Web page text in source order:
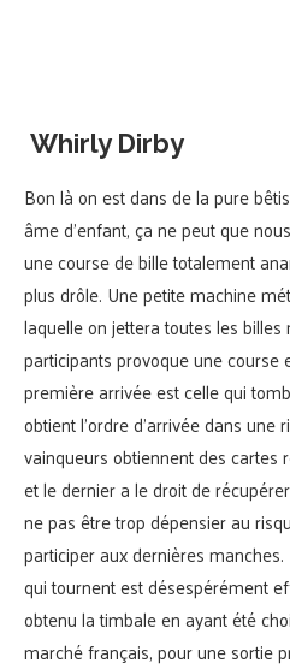
Whirly Dirby
Bon là on est dans de la pure
âme d’enfant, ça ne peut que
une course de bille totalement
plus drôle. Une petite machine
laquelle on jettera toutes les
participants provoque une course
première arrivée est celle qui
obtient l’ordre d’arrivée dans
vainqueurs obtiennent des cartes
et le dernier a le droit de
ne pas être trop dépensier au
participer aux dernières
qui tournent est désespérément
obtenu la timbale en ayant été
marché français, pour une sortie